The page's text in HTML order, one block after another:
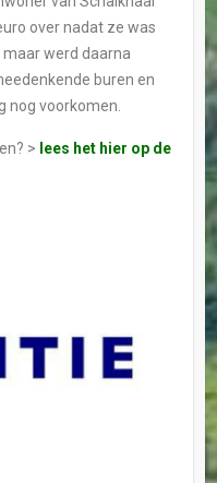
over nadat ze was
maar werd daarna
buren en
nog voorkomen.
> lees het hier op de